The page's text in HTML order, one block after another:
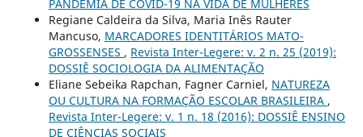
PANDEMIA DE COVID-19 NA VIDA DE MULHERES
Regiane Caldeira da Silva, Maria Inês Rauter
Mancuso, MARCADORES IDENTITÁRIOS MATO-
GROSSENSES , Revista Inter-Legere: v. 2 n. 25 (2019):
DOSSIÊ SOCIOLOGIA DA ALIMENTAÇÃO
Eliane Sebeika Rapchan, Fagner Carniel, NATUREZA
OU CULTURA NA FORMAÇÃO ESCOLAR BRASILEIRA ,
Revista Inter-Legere: v. 1 n. 18 (2016): DOSSIÊ ENSINO
DE CIÊNCIAS SOCIAIS